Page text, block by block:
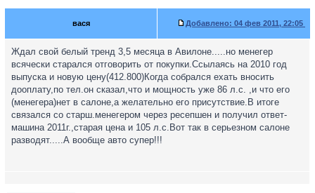
вася Добавлено: 04 фев 2011, 22:05
Ждал свой белый тренд 3,5 месяца в Авилоне.....но менегер
всячески старался отговорить от покупки.Ссылаясь на 2010 год
выпуска и новую цену(412.800)Когда собрался ехать вносить
дооплату,по тел.он сказал,что и мощность уже 86 л.с. ,и что его
(менегера)нет в салоне,а желательно его присутствие.В итоге
связался со старш.менегером через ресепшен и получил ответ-
машина 2011г.,старая цена и 105 л.с.Вот так в серьезном салоне
разводят.....А вообще авто супер!!!